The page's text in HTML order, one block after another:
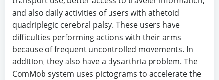
and also daily activities of users with athetoid
quadriplegic cerebral palsy. These users have
difficulties performing actions with their arms
because of frequent uncontrolled movements. In
addition, they also have a dysarthria problem. The
ComMob system uses pictograms to accelerate the